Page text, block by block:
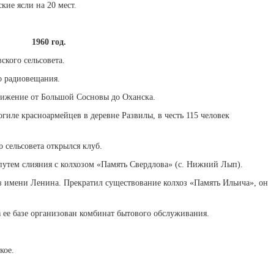
ясли на 20 мест.
1960 год.
сельсовета.
радиовещания.
от Большой Сосновы до Оханска.
красноармейцев в деревне Развилы, в честь 115 человек
открылся клуб.
слияния с колхозом «Память Свердлова» (с. Нижний Лып).
имени Ленина. Прекратил существование колхоз «Память Ильича», он
базе организован комбинат бытового обслуживания.